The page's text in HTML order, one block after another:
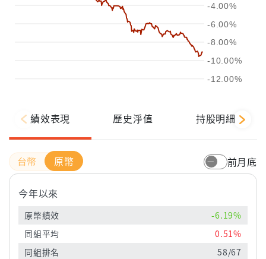
-12.00%
-10.00%
-8.00%
-6.00%
-4.00%
績效表現 歷史淨值 持股明細
原幣 前月底
今年以來
原幣績效
-6.19%
同組平均
0.51%
同組排名
58/67